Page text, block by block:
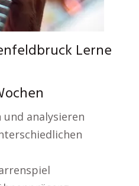
Lerne
und analysieren